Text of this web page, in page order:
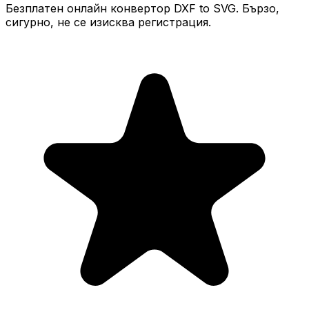
Безплатен онлайн конвертор DXF to SVG. Бързо,
сигурно, не се изисква регистрация.